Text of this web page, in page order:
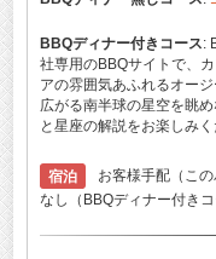
BBQディナー付きコース:
社専用のBBQサイトで、
アの雰囲気あふれるオー
広がる南半球の星空を眺
と星座の解説をお楽しみく
宿泊 お客様手配（こ
なし（BBQディナー付きコ